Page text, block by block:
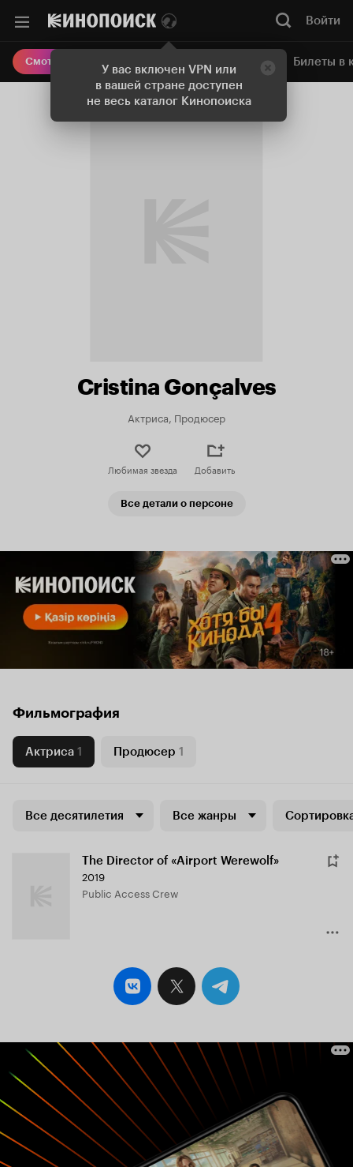
У вас включен VPN или
в вашей стране доступен
не весь каталог Кинопоиска
Войти
Смотреть кино Онлайн-кинотеатр Билеты в
Cristina Gonçalves
Актриса, Продюсер
Любимая звезда Добавить
Все детали о персоне
Фильмография
Актриса 1 Продюсер 1
Все десятилетия Все жанры
The Director of «Airport Werewolf»
2019
Public Access Crew